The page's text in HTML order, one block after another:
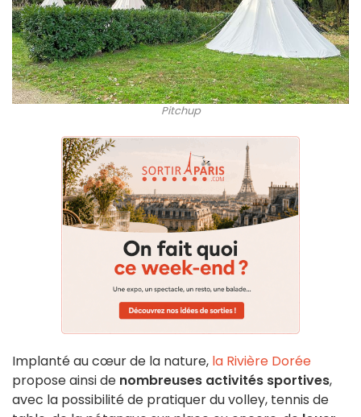
Pitchup
Implanté au cœur de la nature, la Rivière Dorée
propose ainsi de nombreuses activités sportives,
avec la possibilité de pratiquer du volley, tennis de